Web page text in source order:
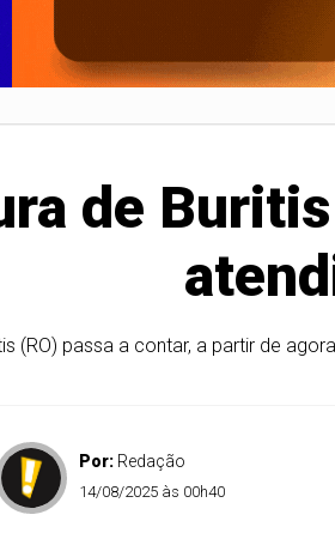
de
(RO) passa a contar, a partir de
Por: Redação
14/08/2025 às 00h40